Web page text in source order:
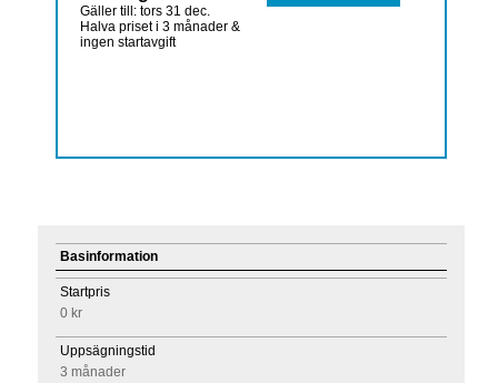
Gäller till: tors 31 dec.
Halva priset i 3 månader &
ingen startavgift
Basinformation
Startpris
0 kr
Uppsägningstid
3 månader